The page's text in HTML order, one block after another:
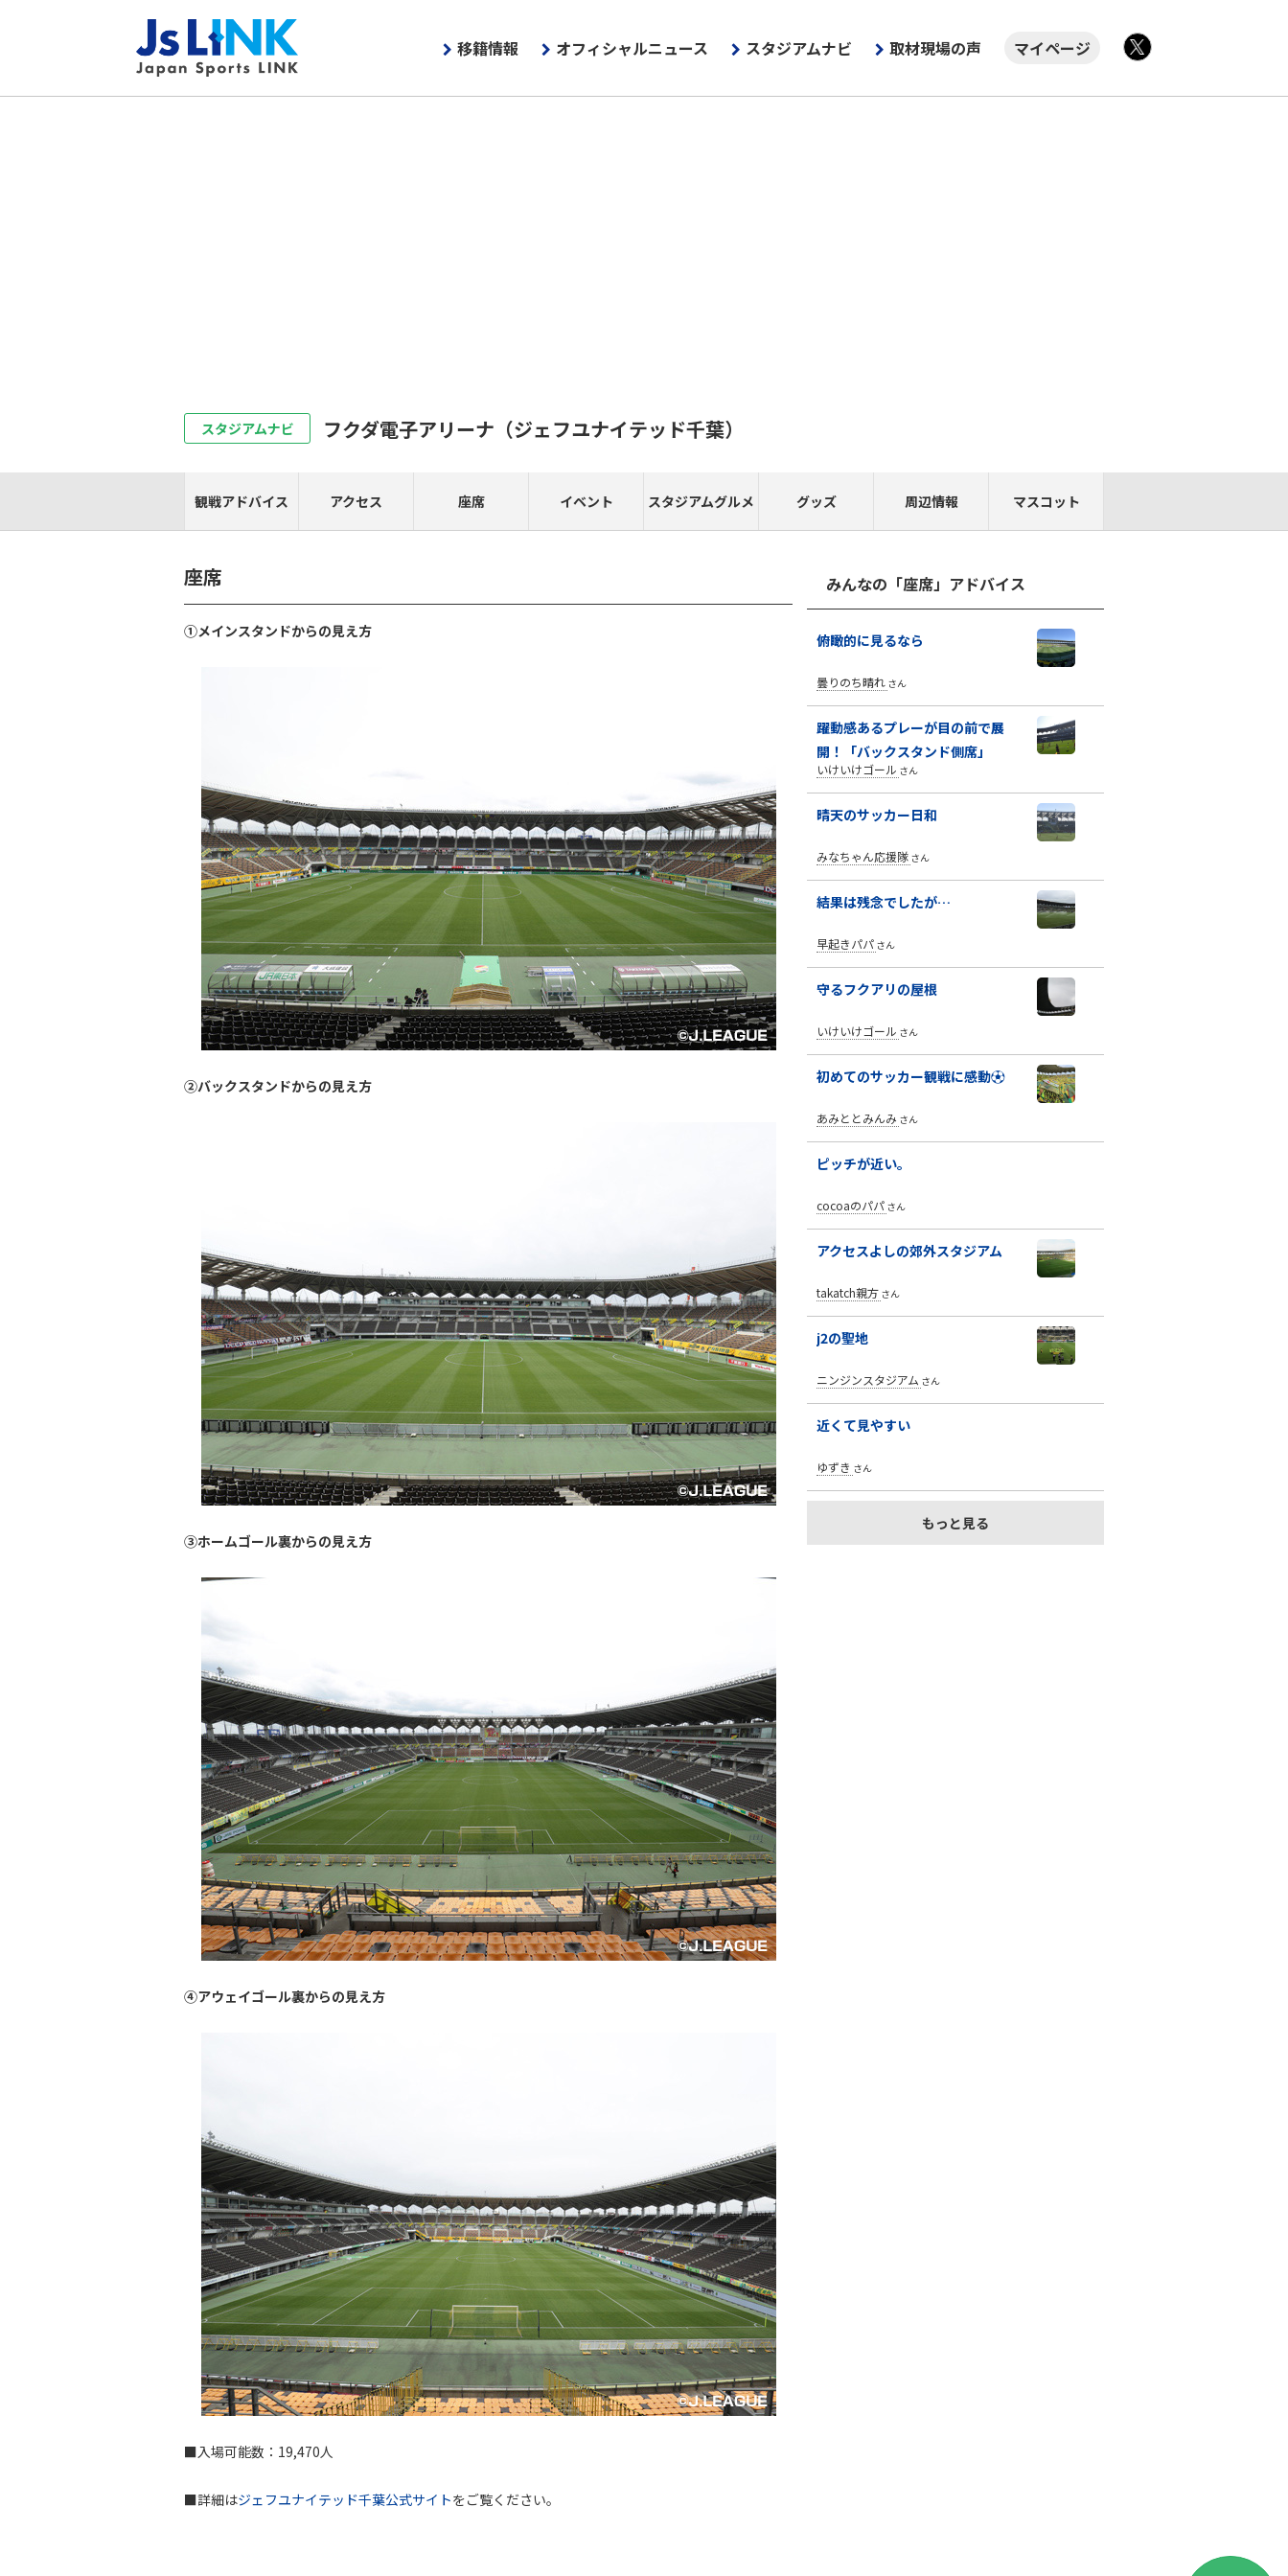
移籍情報 オフィシャルニュース スタジアムナビ 取材現場の声
マイページ
スタジアムナビ フクダ電子アリーナ （ジェフユナイテッド千葉）
観戦アドバイス アクセス 座席 イベント スタジアムグルメ グッズ 周辺情報 マスコット
座席
①メインスタンドからの見え方
②バックスタンドからの見え方
③ホームゴール裏からの見え方
④アウェイゴール裏からの見え方
■入場可能数：19,470人
■詳細はジェフユナイテッド千葉公式サイトをご覧ください。
みんなの「座席」アドバイス
俯瞰的に見るなら
曇りのち晴れ さん
躍動感あるプレーが目の前で展
開！「バックスタンド側席」
いけいけゴール さん
晴天のサッカー日和
みなちゃん応援隊 さん
結果は残念でしたが…
早起きパパ さん
守るフクアリの屋根
いけいけゴール さん
初めてのサッカー観戦に感動⚽️
あみととみんみ さん
ピッチが近い。
cocoaのパパ さん
アクセスよしの郊外スタジアム
takatch親方 さん
j2の聖地
ニンジンスタジアム さん
近くて見やすい
ゆずき さん
もっと見る